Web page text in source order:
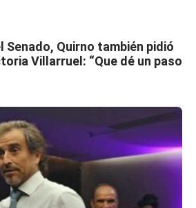
Senado, Quirno también pidió
Villarruel: “Que dé un paso